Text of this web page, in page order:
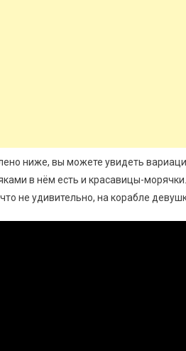
ниже, вы можете увидеть
в нём есть и красавицы-
не удивительно, на корабле